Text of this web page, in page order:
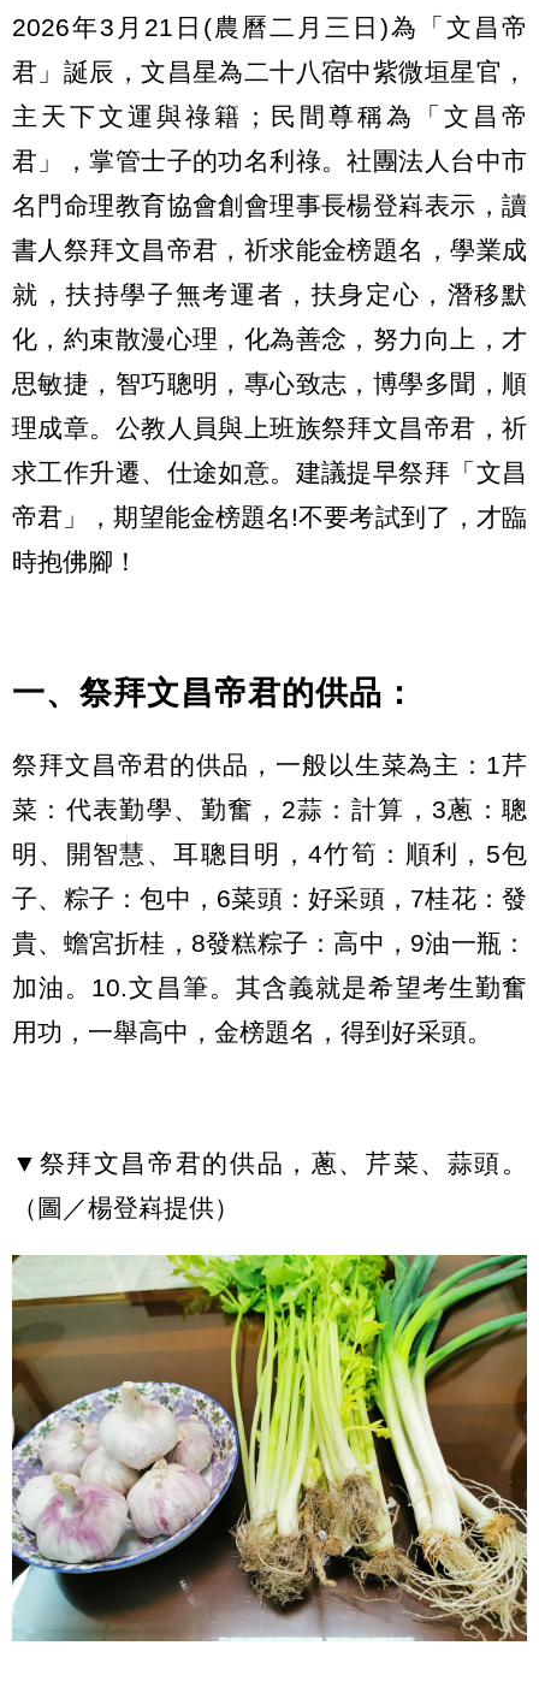
2026年3月21日(農曆二月三日)為「文昌帝
君」誕辰，文昌星為二十八宿中紫微垣星官，
主天下文運與祿籍；民間尊稱為「文昌帝
君」，掌管士子的功名利祿。社團法人台中市
名門命理教育協會創會理事長楊登嵙表示，讀
書人祭拜文昌帝君，祈求能金榜題名，學業成
就，扶持學子無考運者，扶身定心，潛移默
化，約束散漫心理，化為善念，努力向上，才
思敏捷，智巧聰明，專心致志，博學多聞，順
理成章。公教人員與上班族祭拜文昌帝君，祈
求工作升遷、仕途如意。建議提早祭拜「文昌
帝君」，期望能金榜題名!不要考試到了，才臨
時抱佛腳！
一、祭拜文昌帝君的供品：
祭拜文昌帝君的供品，一般以生菜為主：1芹
菜：代表勤學、勤奮，2蒜：計算，3蔥：聰
明、開智慧、耳聰目明，4竹筍：順利，5包
子、粽子：包中，6菜頭：好采頭，7桂花：發
貴、蟾宮折桂，8發糕粽子：高中，9油一瓶：
加油。10.文昌筆。其含義就是希望考生勤奮
用功，一舉高中，金榜題名，得到好采頭。
▼祭拜文昌帝君的供品，蔥、芹菜、蒜頭。
（圖／楊登嵙提供）